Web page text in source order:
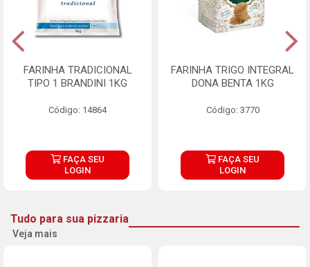
FARINHA TRADICIONAL
TIPO 1 BRANDINI 1KG
Código: 14864
FAÇA SEU
LOGIN
FARINHA TRIGO INTEGRAL
DONA BENTA 1KG
Código: 3770
FAÇA SEU
LOGIN
Tudo para sua pizzaria
Veja mais